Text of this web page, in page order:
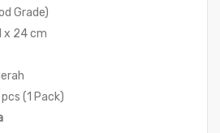
Grade)
x 24 cm
(1 Pack)